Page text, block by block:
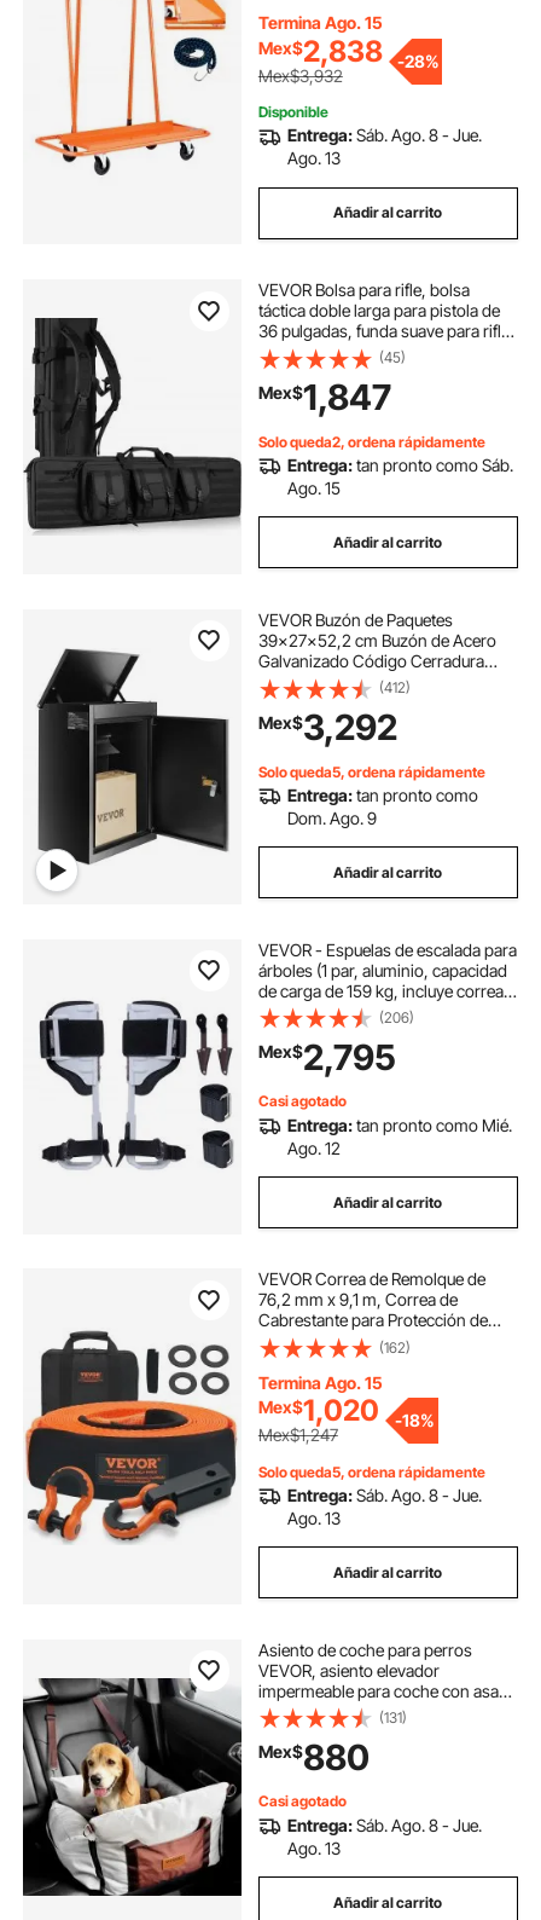
para madera contrachapada, yeso
y vidrio, color naranja
Termina Ago. 15
Mex$2,838
Mex$3,932
-28%
Disponible
Entrega:Sáb. Ago. 8 - Jue.
Ago. 13
Añadir al carrito
VEVOR Bolsa para rifle, bolsa
táctica doble larga para pistola de
36 pulgadas, funda suave para rifle
con cremallera con cerradura, asa
portátil y correa para el hombro, 3
bolsillos de almacenamiento
(45)
Mex$1,847
Solo queda2, ordena rápidamente
Entrega:tan pronto como Sáb.
Ago. 15
Añadir al carrito
VEVOR Buzón de Paquetes
39x27x52,2 cm Buzón de Acero
Galvanizado Código Cerradura
Montaje en Pared Independiente
Deflector Antirrobo Extraíble
Depósito de Paquetes impermeable
IPX3 para Hogar Porche
(412)
Mex$3,292
Solo queda5, ordena rápidamente
Entrega:tan pronto como
Dom. Ago. 9
Añadir al carrito
VEVOR - Espuelas de escalada para
árboles (1 par, aluminio, capacidad
de carga de 159 kg, incluye correas
y protectores de espuelas), equipo
de arboricultura para trepar, cazar y
recolectar fruta, color blanco
(206)
Mex$2,795
Casi agotado
Entrega:tan pronto como Mié.
Ago. 12
Añadir al carrito
VEVOR Correa de Remolque de
76,2 mm x 9,1 m, Correa de
Cabrestante para Protección de
Árboles, Bucle Triple Reforzado y
Fundas Protectoras y Bolsa de
Almacenamiento, para Camión,
Jeep, SUV, ATV
(162)
Termina Ago. 15
Mex$1,020
Mex$1,247
-18%
Solo queda5, ordena rápidamente
Entrega:Sáb. Ago. 8 - Jue.
Ago. 13
Añadir al carrito
Asiento de coche para perros
VEVOR, asiento elevador
impermeable para coche con asas
laterales y bolsillo de
almacenamiento, correa de
seguridad con clip y relleno de
algodón PP, cama para perros
pequeños de hasta 11,3 kg, color
gris
(131)
Mex$880
Casi agotado
Entrega:Sáb. Ago. 8 - Jue.
Ago. 13
Añadir al carrito